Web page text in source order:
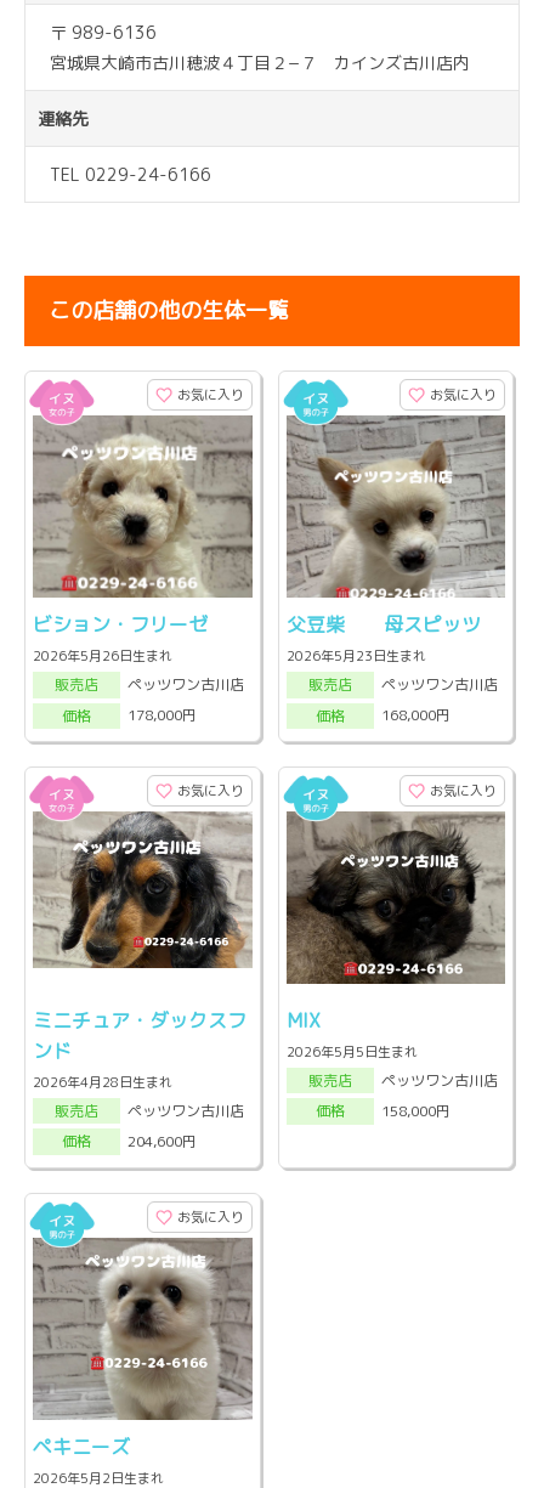
〒 989-6136
宮城県大崎市古川穂波４丁目２−７ カインズ古川店内
連絡先
TEL 0229-24-6166
この店舗の他の生体一覧
お気に入り
ビション・フリーゼ
2026年5月26日生まれ
販売店
ペッツワン古川店
価格
178,000円
お気に入り
父豆柴 母スピッツ
2026年5月23日生まれ
販売店
ペッツワン古川店
価格
168,000円
お気に入り
ミニチュア・ダックスフ
ンド
2026年4月28日生まれ
販売店
ペッツワン古川店
価格
204,600円
お気に入り
MIX
2026年5月5日生まれ
販売店
ペッツワン古川店
価格
158,000円
お気に入り
ペキニーズ
2026年5月2日生まれ